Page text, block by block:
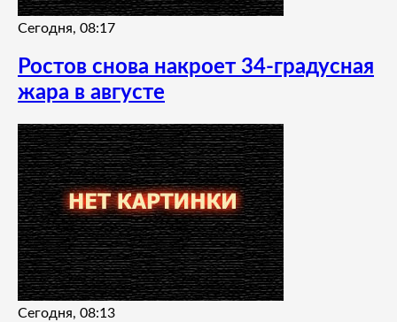
Сегодня, 08:17
Ростов снова накроет 34-градусная
жара в августе
Сегодня, 08:13